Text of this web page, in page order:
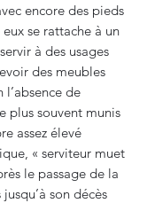
encore des pieds
se rattache à un
à des usages
des meubles
l’absence de
plus souvent munis
assez élevé
« serviteur muet
le passage de la
son décès